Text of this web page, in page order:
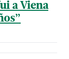
a Viena